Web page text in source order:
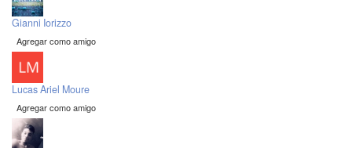
Gianni Iorizzo
Agregar como amigo
Lucas Ariel Moure
Agregar como amigo